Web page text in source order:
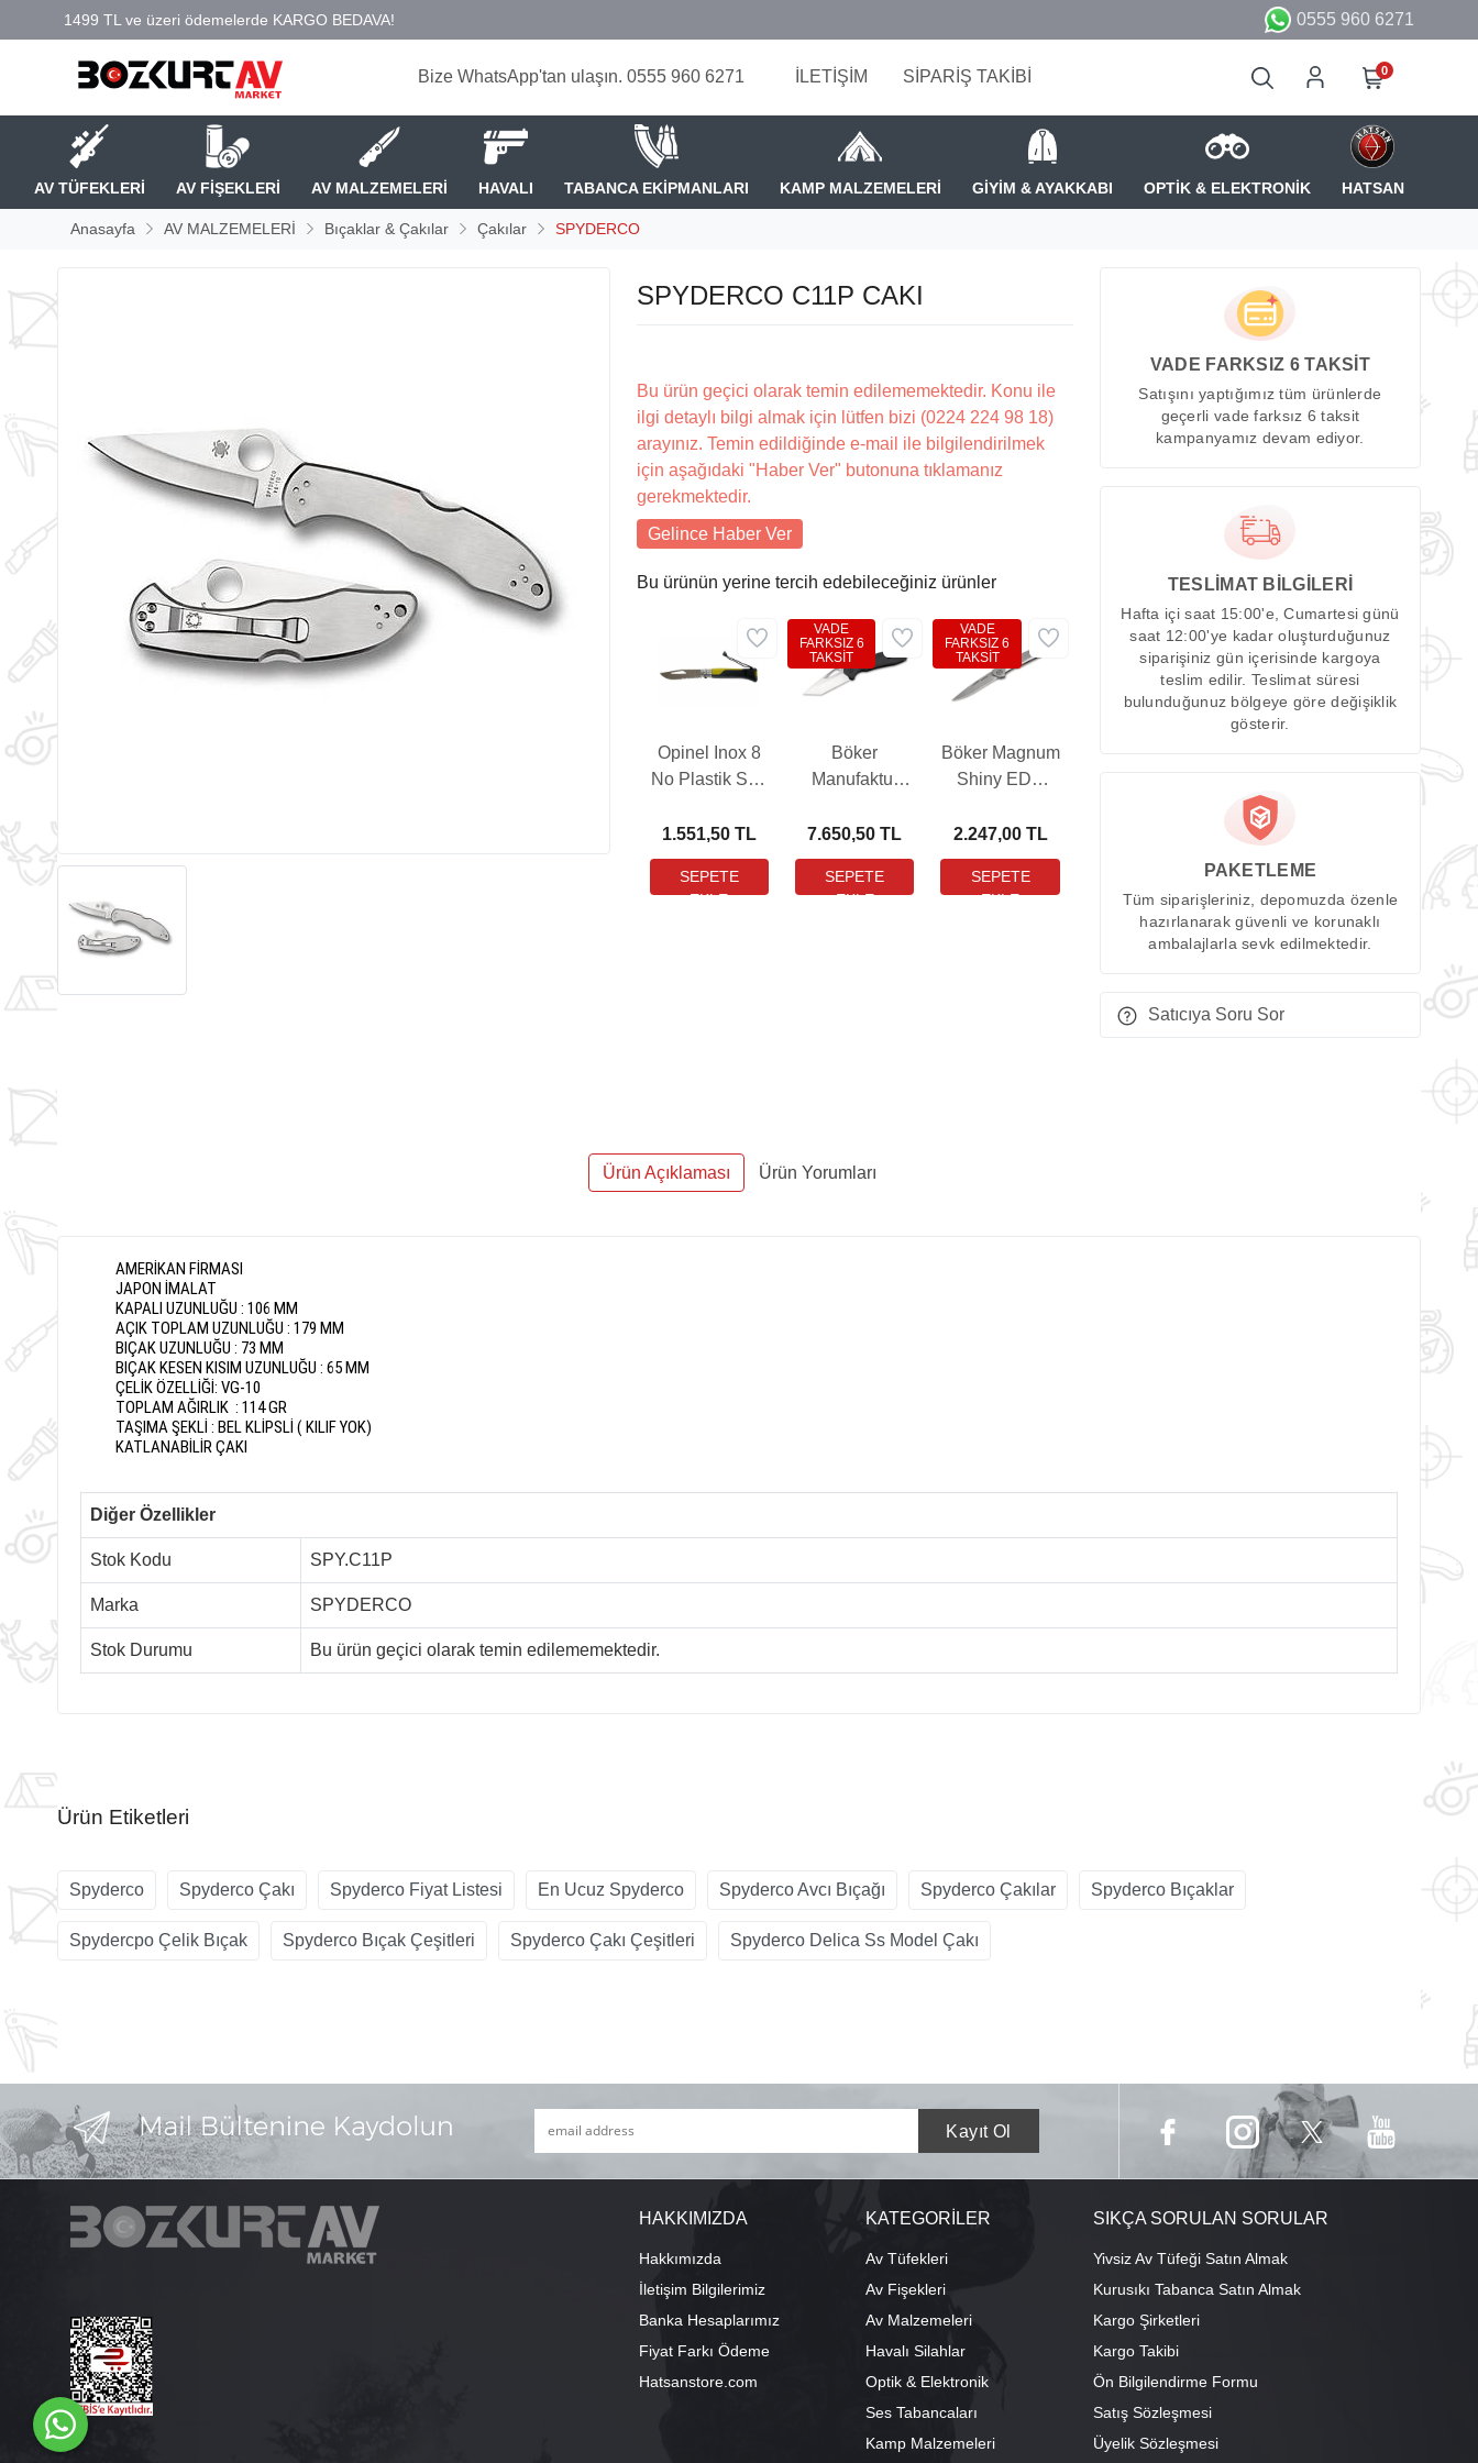
0555 960 6271
Bize WhatsApp'tan ulaşın. 0555 960 6271 İLETİŞİM SİPARİŞ TAKİBİ 0
AV TÜFEKLERİ AV FİŞEKLERİ AV MALZEMELERİ HAVALI TABANCA EKİPMANLARI KAMP MALZEMELERİ GİYİM & AYAKKABI OPTİK & ELEKTRONİK HATSAN
Anasayfa AV MALZEMELERİ Bıçaklar & Çakılar Çakılar SPYDERCO
SPYDERCO C11P CAKI
Bu ürün geçici olarak temin edilememektedir. Konu ile
ilgi detaylı bilgi almak için lütfen bizi (0224 224 98 18)
arayınız. Temin edildiğinde e-mail ile bilgilendirilmek
için aşağıdaki "Haber Ver" butonuna tıklamanız
gerekmektedir.
Gelince Haber Ver
Bu ürünün yerine tercih edebileceğiniz ürünler
Opinel Inox 8
No Plastik Sap
(001578)
1.551,50 TL
Böker
Manufaktur
7.650,50 TL
VADE
FARKSIZ 6
TAKSİT
Böker Magnum
Shiny EDC
2.247,00 TL
VADE
FARKSIZ 6
TAKSİT
VADE FARKSIZ 6 TAKSİT
Satışını yaptığımız tüm ürünlerde
geçerli vade farksız 6 taksit
kampanyamız devam ediyor.
TESLİMAT BİLGİLERİ
Hafta içi saat 15:00'e, Cumartesi günü
saat 12:00'ye kadar oluşturduğunuz
siparişiniz gün içerisinde kargoya
teslim edilir. Teslimat süresi
bulunduğunuz bölgeye göre değişiklik
gösterir.
PAKETLEME
Tüm siparişleriniz, depomuzda özenle
hazırlanarak güvenli ve korunaklı
ambalajlarla sevk edilmektedir.
Satıcıya Soru Sor
Ürün Açıklaması Ürün Yorumları
AMERİKAN FİRMASI
JAPON İMALAT
KAPALI UZUNLUĞU : 106 MM
AÇIK TOPLAM UZUNLUĞU : 179 MM
BIÇAK UZUNLUĞU : 73 MM
BIÇAK KESEN KISIM UZUNLUĞU : 65 MM
ÇELİK ÖZELLİĞİ: VG-10
TOPLAM AĞIRLIK : 114 GR
TAŞIMA ŞEKLİ : BEL KLİPSLİ ( KILIF YOK)
KATLANABİLİR ÇAKI
Diğer Özellikler
Stok Kodu SPY.C11P
Marka SPYDERCO
Stok Durumu Bu ürün geçici olarak temin edilememektedir.
Ürün Etiketleri
Spyderco Spyderco Çakı Spyderco Fiyat Listesi En Ucuz Spyderco Spyderco Avcı Bıçağı Spyderco Çakılar Spyderco Bıçaklar
Spydercpo Çelik Bıçak Spyderco Bıçak Çeşitleri Spyderco Çakı Çeşitleri Spyderco Delica Ss Model Çakı
HAKKIMIZDA
Hakkımızda
İletişim Bilgilerimiz
Banka Hesaplarımız
Fiyat Farkı Ödeme
Hatsanstore.com
KATEGORİLER
Av Tüfekleri
Av Fişekleri
Av Malzemeleri
Havalı Silahlar
Optik & Elektronik
Ses Tabancaları
Kamp Malzemeleri
SIKÇA SORULAN SORULAR
Yivsiz Av Tüfeği Satın Almak
Kurusıkı Tabanca Satın Almak
Kargo Şirketleri
Kargo Takibi
Ön Bilgilendirme Formu
Satış Sözleşmesi
Üyelik Sözleşmesi